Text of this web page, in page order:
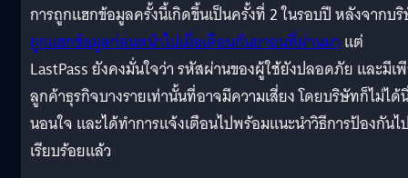
การถูกแฮกข้อมูลครั้งนี้เกิดขึ้นเป็นครั้งที่ 2 ในรอบปี หลังจากบ
ถูกแฮกข้อมูลก่อนหน้าไปเมื่อเดือนกันยายนที่ผ่านมาแต่
LastPass ยังคงมั่นใจว่า รหัสผ่านของผู้ใช้ยังปลอดภัย และมีเ
ลูกค้าธุรกิจบางรายเท่านั้นที่อาจมีความเสี่ยง โดยบริษัทก็ไม่ได้
นอนใจ และได้ทำการแจ้งเตือนไปพร้อมแนะนำวิธีการป้องกันไ
เรียบร้อยแล้ว